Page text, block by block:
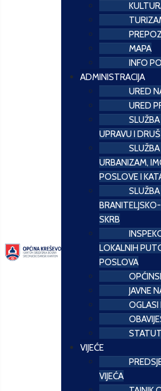
MAPA
INFO
ADMINISTRACIJA
URED
URED
SLUŽBA
UPRAVU I
URBANIZAM,
POSLOVE I
SKRB
LOKALNIH
POSLOVA
JAVNE
OGLASI
VIJEĆE
VIJEĆA